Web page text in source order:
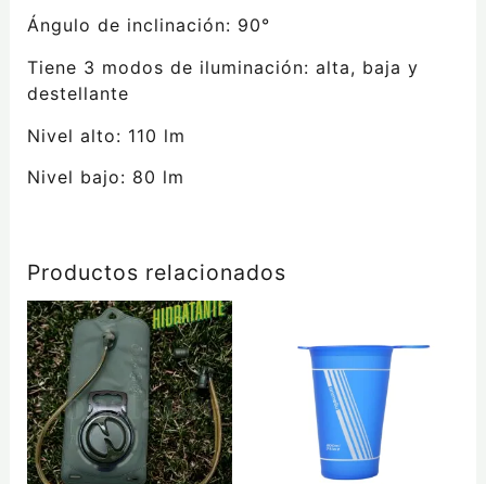
Ángulo de inclinación: 90°
Tiene 3 modos de iluminación: alta, baja y
destellante
Nivel alto: 110 lm
Nivel bajo: 80 lm
Productos relacionados